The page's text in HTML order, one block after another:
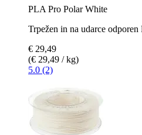
PLA Pro Polar White
Trpežen in na udarce
€ 29,49
(€ 29,49 / kg)
5.0 (2)